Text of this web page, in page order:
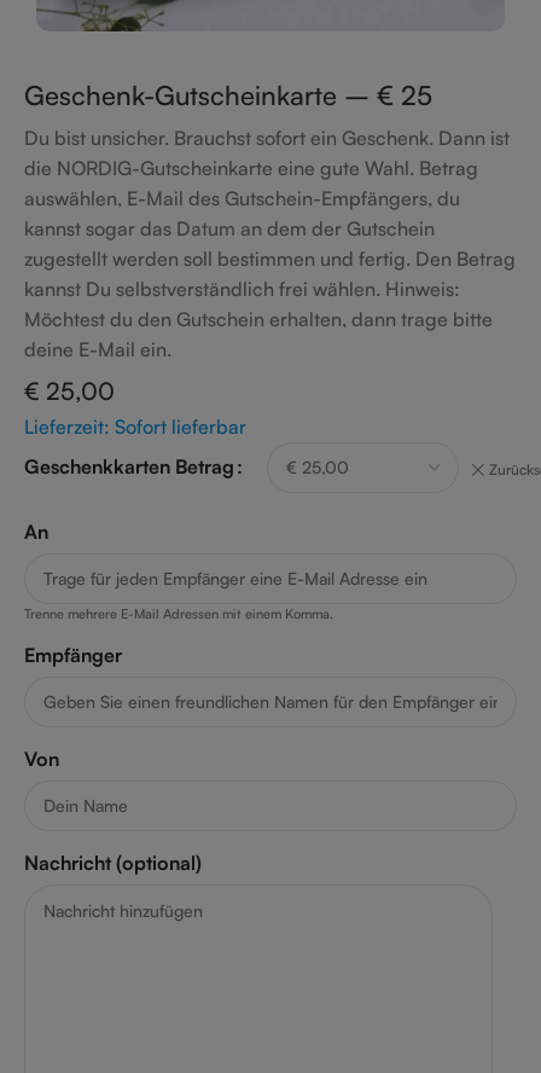
Geschenk-Gutscheinkarte – € 25
Du bist unsicher. Brauchst sofort ein Geschenk. Dann ist
die NORDIG-Gutscheinkarte eine gute Wahl. Betrag
auswählen, E-Mail des Gutschein-Empfängers, du
kannst sogar das Datum an dem der Gutschein
zugestellt werden soll bestimmen und fertig. Den Betrag
kannst Du selbstverständlich frei wählen. Hinweis:
Möchtest du den Gutschein erhalten, dann trage bitte
deine E-Mail ein.
€ 25,00
Lieferzeit: Sofort lieferbar
Geschenkkarten Betrag
An
Trenne mehrere E-Mail Adressen mit einem Komma.
Empfänger
Von
Nachricht (optional)